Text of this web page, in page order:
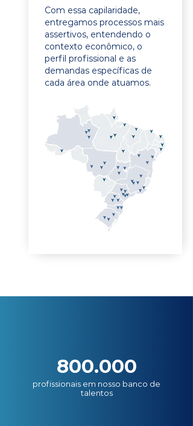
Com essa capilaridade,
entregamos processos mais
assertivos, entendendo o
contexto econômico, o
perfil profissional e as
demandas específicas de
cada área onde atuamos.
800.000
profissionais em nosso banco de
talentos